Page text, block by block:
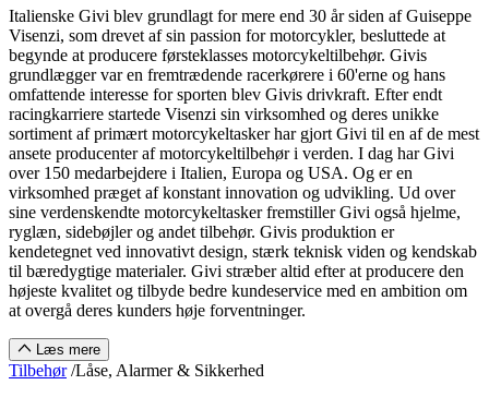
Italienske Givi blev grundlagt for mere end 30 år siden af Guiseppe
Visenzi, som drevet af sin passion for motorcykler, besluttede at
begynde at producere førsteklasses motorcykeltilbehør. Givis
grundlægger var en fremtrædende racerkørere i 60'erne og hans
omfattende interesse for sporten blev Givis drivkraft. Efter endt
racingkarriere startede Visenzi sin virksomhed og deres unikke
sortiment af primært motorcykeltasker har gjort Givi til en af de mest
ansete producenter af motorcykeltilbehør i verden. I dag har Givi
over 150 medarbejdere i Italien, Europa og USA. Og er en
virksomhed præget af konstant innovation og udvikling. Ud over
sine verdenskendte motorcykeltasker fremstiller Givi også hjelme,
ryglæn, sidebøjler og andet tilbehør. Givis produktion er
kendetegnet ved innovativt design, stærk teknisk viden og kendskab
til bæredygtige materialer. Givi stræber altid efter at producere den
højeste kvalitet og tilbyde bedre kundeservice med en ambition om
at overgå deres kunders høje forventninger.
Læs mere
Tilbehør /Låse, Alarmer & Sikkerhed